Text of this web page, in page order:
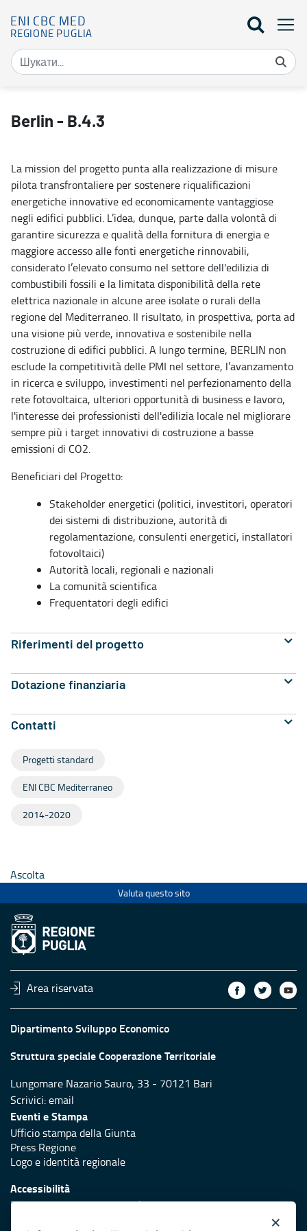
ENI CBC MED
REGIONE PUGLIA
Berlin - B.4.3
La mission del progetto punta alla realizzazione di misure
pilota transfrontaliere per sostenere riqualificazioni
energetiche innovative ed economicamente vantaggiose
negli edifici pubblici. L’idea, dunque, parte dalla volontà di
garantire sicurezza e qualità della fornitura di energia e
maggiore accesso alle fonti energetiche rinnovabili,
considerato l’elevato consumo nel settore dell'edilizia di
combustibili fossili e la limitata disponibilità della rete
elettrica nazionale in alcune aree isolate o rurali della
regione del Mediterraneo. Il risultato, in prospettiva, porta ad
una visione più verde, innovativa e sostenibile nella
costruzione di edifici pubblici. A lungo termine, BERLIN non
esclude la competitività delle PMI nel settore, l’avanzamento
in ricerca e sviluppo, investimenti nel perfezionamento della
rete fotovoltaica, ulteriori opportunità di business e lavoro,
l'interesse dei professionisti dell'edilizia locale nel migliorare
sempre più i target innovativi di costruzione a basse
emissioni di CO2.
Beneficiari del Progetto:
Stakeholder energetici (politici, investitori, operatori
dei sistemi di distribuzione, autorità di
regolamentazione, consulenti energetici, installatori
fotovoltaici)
Autorità locali, regionali e nazionali
La comunità scientifica
Frequentatori degli edifici
Riferimenti del progetto
Dotazione finanziaria
Contatti
Progetti standard
ENI CBC Mediterraneo
2014-2020
Ascolta
Valuta questo sito
Area riservata
Dipartimento Sviluppo Economico
Struttura speciale Cooperazione Territoriale
Lungomare Nazario Sauro, 33 - 70121 Bari
Scrivici:email
Eventi e Stampa
Ufficio stampa della Giunta
Press Regione
Logo e identità regionale
Accessibilità
Dichiarazione di accessibilità
×